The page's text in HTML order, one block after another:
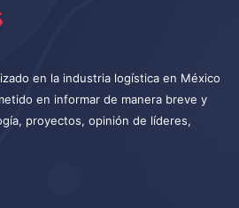
en la industria logística en México
en informar de manera breve y
proyectos, opinión de líderes,